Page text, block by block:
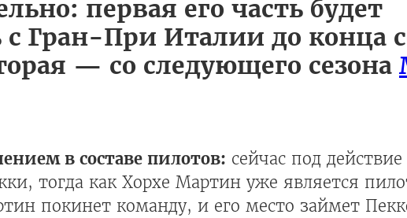
: первая его часть будет
с Гран-При Италии до конца
— со следующего сезона
в составе пилотов: сейчас под
тогда как Хорхе Мартин уже является
покинет команду, и его место займет